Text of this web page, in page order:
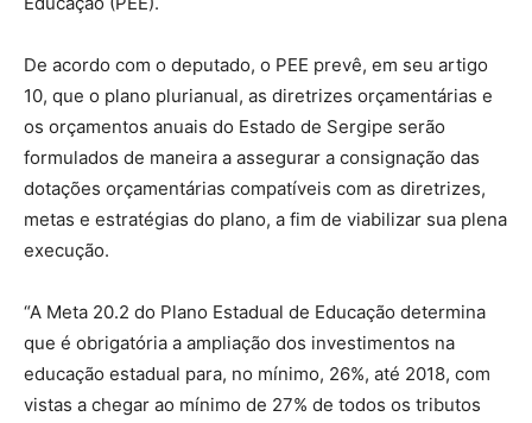
De acordo com o deputado, o PEE prevê, em seu artigo
10, que o plano plurianual, as diretrizes orçamentárias e
os orçamentos anuais do Estado de Sergipe serão
formulados de maneira a assegurar a consignação das
dotações orçamentárias compatíveis com as diretrizes,
metas e estratégias do plano, a fim de viabilizar sua plena
execução.
“A Meta 20.2 do Plano Estadual de Educação determina
que é obrigatória a ampliação dos investimentos na
educação estadual para, no mínimo, 26%, até 2018, com
vistas a chegar ao mínimo de 27% de todos os tributos